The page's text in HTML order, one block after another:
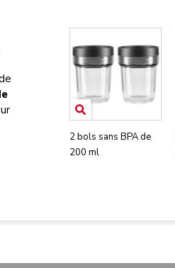
2 bols sans BPA de
200 ml